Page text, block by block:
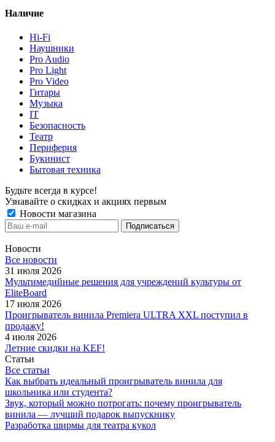
Наличие
Hi-Fi
Наушники
Pro Audio
Pro Light
Pro Video
Гитары
Музыка
IT
Безопасность
Театр
Периферия
Букинист
Бытовая техника
Будьте всегда в курсе!
Узнавайте о скидках и акциях первым
Новости магазина
Новости
Все новости
31 июля 2026
Мультимедийные решения для учреждений культуры от
EliteBoard
17 июля 2026
Проигрыватель винила Premiera ULTRA XXL поступил в
продажу!
4 июля 2026
Летние скидки на KEF!
Статьи
Все статьи
Как выбрать идеальный проигрыватель винила для
школьника или студента?
Звук, который можно потрогать: почему проигрыватель
винила — лучший подарок выпускнику
Разработка ширмы для театра кукол